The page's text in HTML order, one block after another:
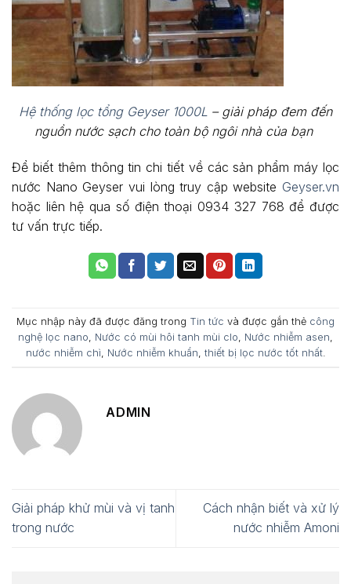
Hệ thống lọc tổng Geyser 1000L – giải pháp đem đến
nguồn nước sạch cho toàn bộ ngôi nhà của bạn
Để biết thêm thông tin chi tiết về các sản phẩm máy lọc
nước Nano Geyser vui lòng truy cập website Geyser.vn
hoặc liên hệ qua số điện thoại 0934 327 768 để được
tư vấn trực tiếp.
Mục nhập này đã được đăng trong Tin tức và được gắn thẻ công
nghệ lọc nano
Nước có mùi hôi tanh mùi clo Nước nhiễm asen
nước nhiễm chì
Nước nhiễm khuẩn thiết bị lọc nước tốt nhất.
ADMIN
Giải pháp khử mùi và vị tanh
trong nước
Cách nhận biết và xử lý
nước nhiễm Amoni